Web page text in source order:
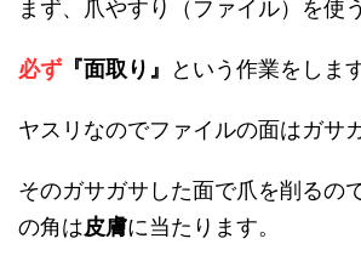
まず、爪やすり（ファイル）を使
必ず『面取り』 という作業をします
ヤスリなのでファイルの面はガサ
そのガサガサした面で爪を削るの
の角は皮膚に当たります。